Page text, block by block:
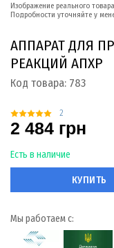
Изображение реального
Подробности уточняйте у
АППАРАТ ДЛЯ
РЕАКЦИЙ АПХР
Код товара: 783
2
2 484 грн
Есть в наличие
КУПИТЬ
Мы работаем с: